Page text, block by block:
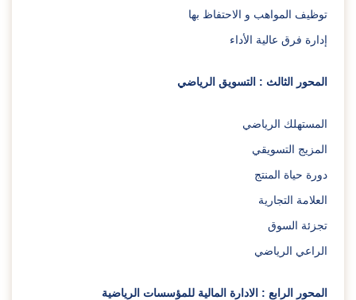
توظيف المواهب و الاحتفاظ بها
إدارة فرق عالية الأداء
المحور الثالث : التسويق الرياضي
المستهلك الرياضي
المزيج التسويقي
دورة حياة المنتج
العلامة التجارية
تجزئة السوق
الراعي الرياضي
المحور الرابع : الادارة المالية للمؤسسات الرياضية